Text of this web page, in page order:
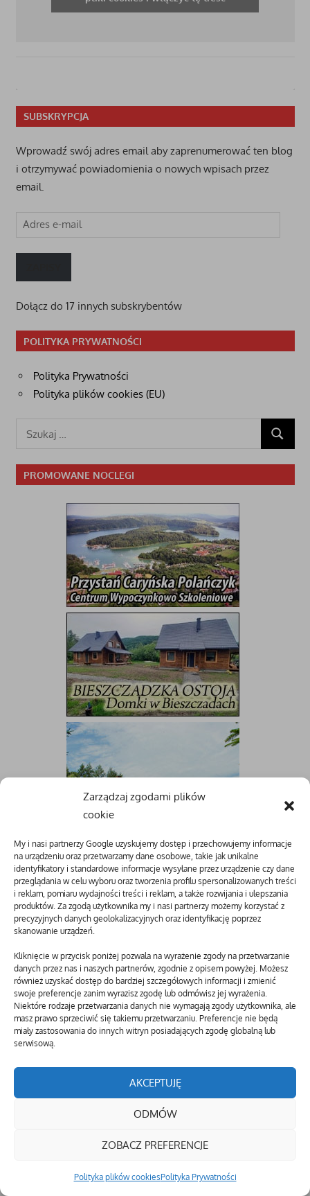
Zarządzaj zgodami plików
cookie
My i nasi partnerzy Google uzyskujemy dostęp i przechowujemy informacje
na urządzeniu oraz przetwarzamy dane osobowe, takie jak unikalne
identyfikatory i standardowe informacje wysyłane przez urządzenie czy dane
przeglądania w celu wyboru oraz tworzenia profilu spersonalizowanych treści
i reklam, pomiaru wydajności treści i reklam, a także rozwijania i ulepszania
produktów. Za zgodą użytkownika my i nasi partnerzy możemy korzystać z
precyzyjnych danych geolokalizacyjnych oraz identyfikację poprzez
skanowanie urządzeń.
Kliknięcie w przycisk poniżej pozwala na wyrażenie zgody na przetwarzanie
danych przez nas i naszych partnerów, zgodnie z opisem powyżej. Możesz
również uzyskać dostęp do bardziej szczegółowych informacji i zmienić
swoje preferencje zanim wyrazisz zgodę lub odmówisz jej wyrażenia.
Niektóre rodzaje przetwarzania danych nie wymagają zgody użytkownika, ale
masz prawo sprzeciwić się takiemu przetwarzaniu. Preferencje nie będą
miały zastosowania do innych witryn posiadających zgodę globalną lub
serwisową.
AKCEPTUJĘ
ODMÓW
ZOBACZ PREFERENCJE
Polityka plików cookiesPolityka Prywatności
SUBSKRYPCJA
Wprowadź swój adres email aby zaprenumerować ten blog
i otrzymywać powiadomienia o nowych wpisach przez
email.
Adres
mail
Dołącz do 17 innych subskrybentów
POLITYKA PRYWATNOŚCI
Polityka Prywatności
Polityka plików cookies (EU)
SZUKAJ
PROMOWANE NOCLEGI